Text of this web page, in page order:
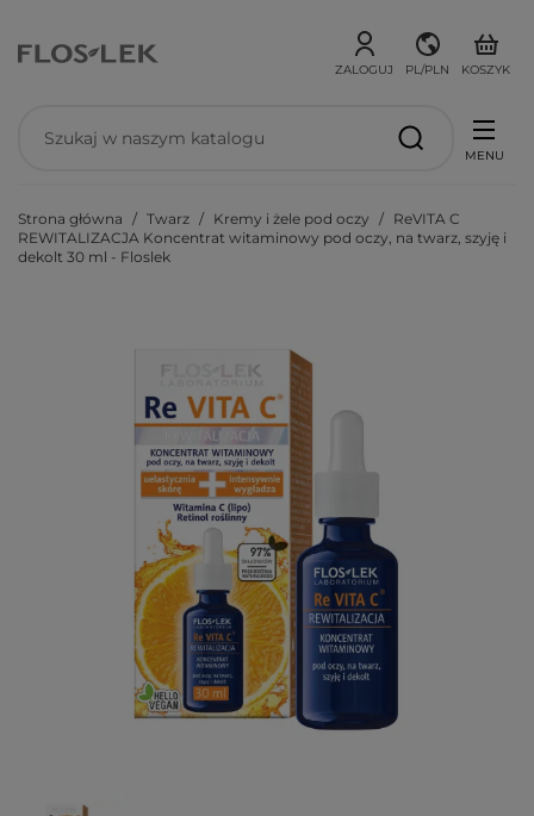
ZALOGUJ PL/PLN KOSZYK
MENU
Strona główna Twarz Kremy i żele pod oczy
ReVITA C
REWITALIZACJA Koncentrat witaminowy pod oczy, na twarz, szyję i
dekolt 30 ml - Floslek